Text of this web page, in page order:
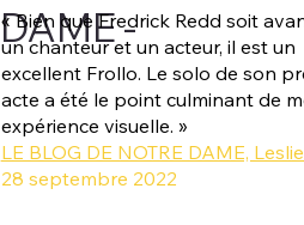
DAME -
« Bien que Fredrick Redd soit
un chanteur et un acteur, il est un
excellent Frollo. Le solo de son
acte a été le point culminant de
expérience visuelle. »
LE BLOG DE NOTRE DAME,
28 septembre 2022